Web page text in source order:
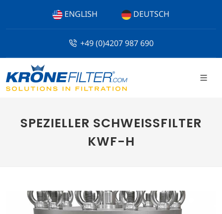
ENGLISH DEUTSCH
+49 (0)4207 987 690
SPEZIELLER SCHWEISSFILTER
KWF-H